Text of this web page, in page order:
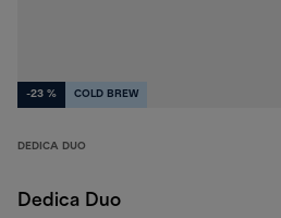
-23 % COLD BREW
DEDICA DUO
Dedica Duo